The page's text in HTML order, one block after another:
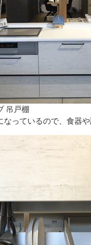
吊戸棚
なっているので、食器